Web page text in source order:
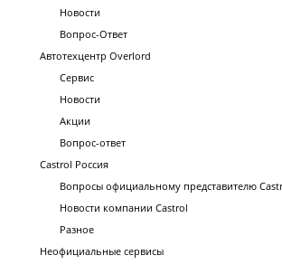
Новости
Вопрос-Ответ
Автотехцентр Overlord
Сервис
Новости
Акции
Вопрос-ответ
Castrol Россия
Вопросы официальному представителю
Новости компании Castrol
Разное
Неофициальные сервисы